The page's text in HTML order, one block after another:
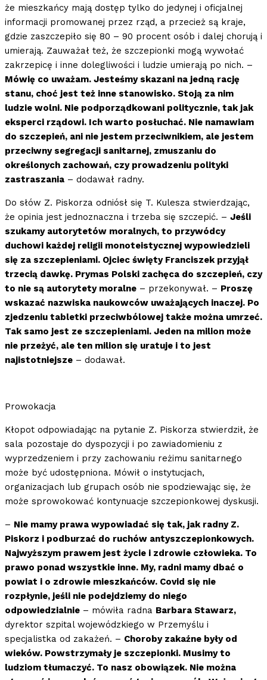
że mieszkańcy mają dostęp tylko do jedynej i oficjalnej
informacji promowanej przez rząd, a przecież są kraje,
gdzie zaszczepiło się 80 – 90 procent osób i dalej chorują i
umierają. Zauważał też, że szczepionki mogą wywołać
zakrzepicę i inne dolegliwości i ludzie umierają po nich. –
Mówię co uważam. Jesteśmy skazani na jedną rację
stanu, choć jest też inne stanowisko. Stoją za nim
ludzie wolni. Nie podporządkowani politycznie, tak jak
eksperci rządowi. Ich warto posłuchać. Nie namawiam
do szczepień, ani nie jestem przeciwnikiem, ale jestem
przeciwny segregacji sanitarnej, zmuszaniu do
określonych zachowań, czy prowadzeniu polityki
zastraszania – dodawał radny.
Do słów Z. Piskorza odniósł się T. Kulesza stwierdzając,
że opinia jest jednoznaczna i trzeba się szczepić. – Jeśli
szukamy autorytetów moralnych, to przywódcy
duchowi każdej religii monoteistycznej wypowiedzieli
się za szczepieniami. Ojciec święty Franciszek przyjął
trzecią dawkę. Prymas Polski zachęca do szczepień, czy
to nie są autorytety moralne – przekonywał. – Proszę
wskazać nazwiska naukowców uważających inaczej. Po
zjedzeniu tabletki przeciwbólowej także można umrzeć.
Tak samo jest ze szczepieniami. Jeden na milion może
nie przeżyć, ale ten milion się uratuje i to jest
najistotniejsze – dodawał.
Prowokacja
Kłopot odpowiadając na pytanie Z. Piskorza stwierdził, że
sala pozostaje do dyspozycji i po zawiadomieniu z
wyprzedzeniem i przy zachowaniu reżimu sanitarnego
może być udostępniona. Mówił o instytucjach,
organizacjach lub grupach osób nie spodziewając się, że
może sprowokować kontynuacje szczepionkowej dyskusji.
– Nie mamy prawa wypowiadać się tak, jak radny Z.
Piskorz i podburzać do ruchów antyszczepionkowych.
Najwyższym prawem jest życie i zdrowie człowieka. To
prawo ponad wszystkie inne. My, radni mamy dbać o
powiat i o zdrowie mieszkańców. Covid się nie
rozpłynie, jeśli nie podejdziemy do niego
odpowiedzialnie – mówiła radna Barbara Stawarz,
dyrektor szpital wojewódzkiego w Przemyślu i
specjalistka od zakażeń. – Choroby zakaźne były od
wieków. Powstrzymały je szczepionki. Musimy to
ludziom tłumaczyć. To nasz obowiązek. Nie można